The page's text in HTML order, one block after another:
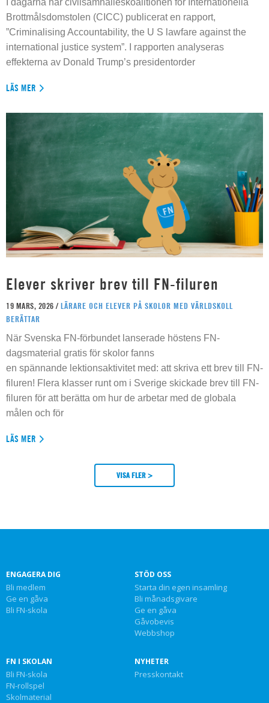
I dagarna har civilsamhälleskoalitionen för Internationella
Brottmålsdomstolen (CICC) publicerat en rapport,
”Criminalising Accountability, the U S lawfare against the
international justice system”. I rapporten analyseras
effekterna av Donald Trump’s presidentorder
LÄS MER
Elever skriver brev till FN-filuren
19 MARS, 2026 / LÄRARE OCH ELEVER PÅ SKOLOR MED VÄRLDSKOLL
BERÄTTAR
När Svenska FN-förbundet lanserade höstens FN-
dagsmaterial gratis för skolor fanns
en spännande lektionsaktivitet med: att skriva ett brev till FN-
filuren! Flera klasser runt om i Sverige skickade brev till FN-
filuren för att berätta om hur de arbetar med de globala
målen och för
LÄS MER
VISA FLER >
ENGAGERA DIG
Bli medlem
Ge en gåva
Bli FN-skola
STÖD OSS
Starta din egen insamling
Bli månadsgivare
Ge en gåva
Gåvobevis
Webbshop
FN I SKOLAN
Bli FN-skola
FN-rollspel
Skolmaterial
NYHETER
Presskontakt